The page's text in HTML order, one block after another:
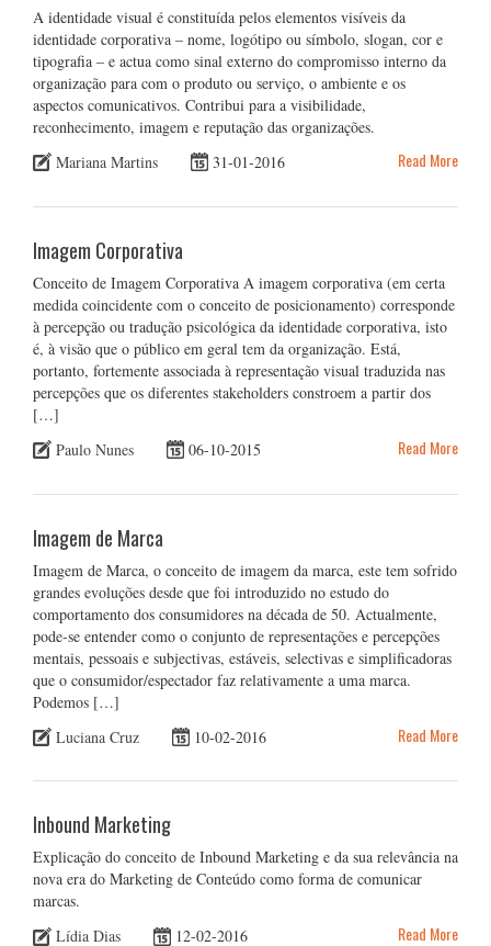
A identidade visual é constituída pelos elementos visíveis da
identidade corporativa – nome, logótipo ou símbolo, slogan, cor e
tipografia – e actua como sinal externo do compromisso interno da
organização para com o produto ou serviço, o ambiente e os
aspectos comunicativos. Contribui para a visibilidade,
reconhecimento, imagem e reputação das organizações.
Mariana Martins
31-01-2016 Read More
Imagem Corporativa
Conceito de Imagem Corporativa A imagem corporativa (em certa
medida coincidente com o conceito de posicionamento) corresponde
à percepção ou tradução psicológica da identidade corporativa, isto
é, à visão que o público em geral tem da organização. Está,
portanto, fortemente associada à representação visual traduzida nas
percepções que os diferentes stakeholders constroem a partir dos
[…]
Paulo Nunes
06-10-2015 Read More
Imagem de Marca
Imagem de Marca, o conceito de imagem da marca, este tem sofrido
grandes evoluções desde que foi introduzido no estudo do
comportamento dos consumidores na década de 50. Actualmente,
pode-se entender como o conjunto de representações e percepções
mentais, pessoais e subjectivas, estáveis, selectivas e simplificadoras
que o consumidor/espectador faz relativamente a uma marca.
Podemos […]
Luciana Cruz
10-02-2016 Read More
Inbound Marketing
Explicação do conceito de Inbound Marketing e da sua relevância na
nova era do Marketing de Conteúdo como forma de comunicar
marcas.
Lídia Dias
12-02-2016 Read More